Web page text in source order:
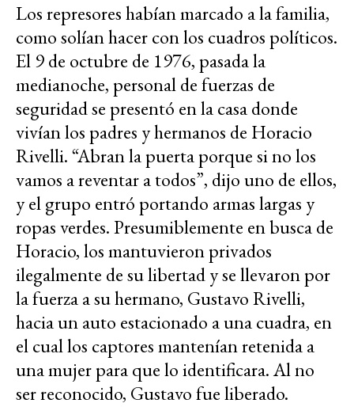
Los represores habían marcado a la familia,
como solían hacer con los cuadros políticos.
El 9 de octubre de 1976, pasada la
medianoche, personal de fuerzas de
seguridad se presentó en la casa donde
vivían los padres y hermanos de Horacio
Rivelli. “Abran la puerta porque si no los
vamos a reventar a todos”, dijo uno de ellos,
y el grupo entró portando armas largas y
ropas verdes. Presumiblemente en busca de
Horacio, los mantuvieron privados
ilegalmente de su libertad y se llevaron por
la fuerza a su hermano, Gustavo Rivelli,
hacia un auto estacionado a una cuadra, en
el cual los captores mantenían retenida a
una mujer para que lo identificara. Al no
ser reconocido, Gustavo fue liberado.